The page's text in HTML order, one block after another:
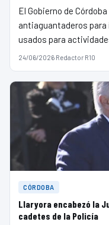
El Gobierno de
antiaguantaderos
usados para
24/06/2026·Redactor R10
CÓRDOBA
Llaryora encabezó la
cadetes de la Policía